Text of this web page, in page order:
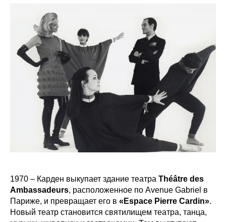
1970 – Карден выкупает здание театра Théâtre des
Ambassadeurs, расположенное по Avenue Gabriel в
Париже, и превращает его в «Espace Pierre Cardin».
Новый театр становится святилищем театра, танца,